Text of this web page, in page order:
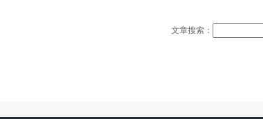
文章搜索：